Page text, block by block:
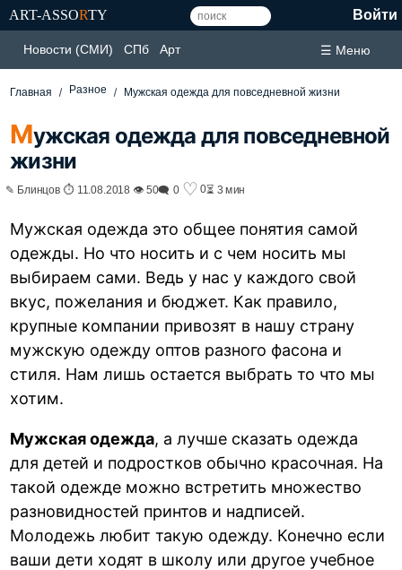
ART-ASSORTY Войти
Новости (СМИ) СПб Арт ☰ Меню
Главная Разное Мужская одежда для повседневной жизни
Мужская одежда для повседневной
жизни
✎ Блинцов ⏱ 11.08.2018 👁 50🗨 0 ♡ 0⏳ 3 мин
Мужская одежда это общее понятия самой
одежды. Но что носить и с чем носить мы
выбираем сами. Ведь у нас у каждого свой
вкус, пожелания и бюджет. Как правило,
крупные компании привозят в нашу страну
мужскую одежду оптов разного фасона и
стиля. Нам лишь остается выбрать то что мы
хотим.
Мужская одежда, а лучше сказать одежда
для детей и подростков обычно красочная. На
такой одежде можно встретить множество
разновидностей принтов и надписей.
Молодежь любит такую одежду. Конечно если
ваши дети ходят в школу или другое учебное